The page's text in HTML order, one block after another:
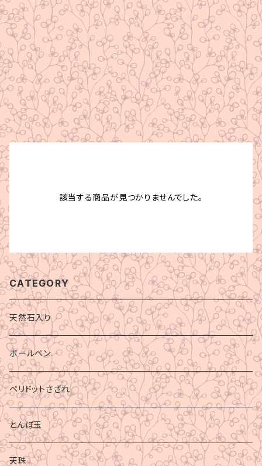
該当する商品が見つかりませんでした。
CATEGORY
天然石入り
ボールペン
ペリドットさざれ
とんぼ玉
天珠